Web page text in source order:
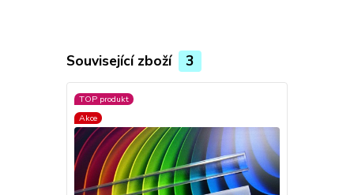
Související zboží 3
TOP produkt
Akce